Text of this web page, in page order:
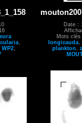
,
WP2
Date :
Mots
longicauda,
plankton